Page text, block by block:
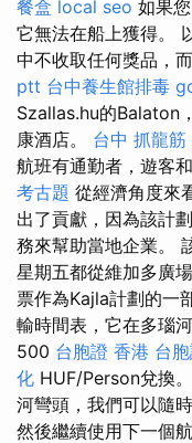
餐盒 local seo 如果
它無法在船上獲得。
中不收取任何獎品，
ptt 台中養生館排毒
Szallas.hu的Balaton
康酒店。 台中 抓龍筋
航班有通勤者，遊客
考古題 從經濟角度來
出了貢獻，因為該計
務來幫助當地企業。
星期五都從維加多廣
票作為Kajla計劃的一
輸時間表，它在多瑙
500 台胞證 香港 台
化 HUF/Person兌換。
河彎頭，我們可以隨
然後繼續使用下一個